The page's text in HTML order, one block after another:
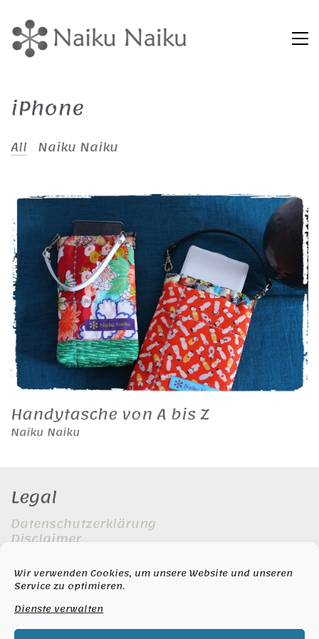
Wir verwenden Cookies, um unsere Website und unseren
Service zu optimieren.
Dienste verwalten
iPhone
All Naiku Naiku
Handytasche von A bis Z
Naiku Naiku
Legal
Datenschutzerklärung
Disclaimer
Copyright
© Copyright 2020-2021 |